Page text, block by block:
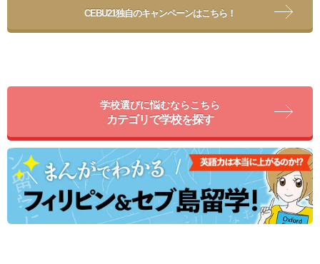
CEBU21独自のキャンペーンはこちら！
学校選びに悩むならこちら
カテゴリで学校を探す